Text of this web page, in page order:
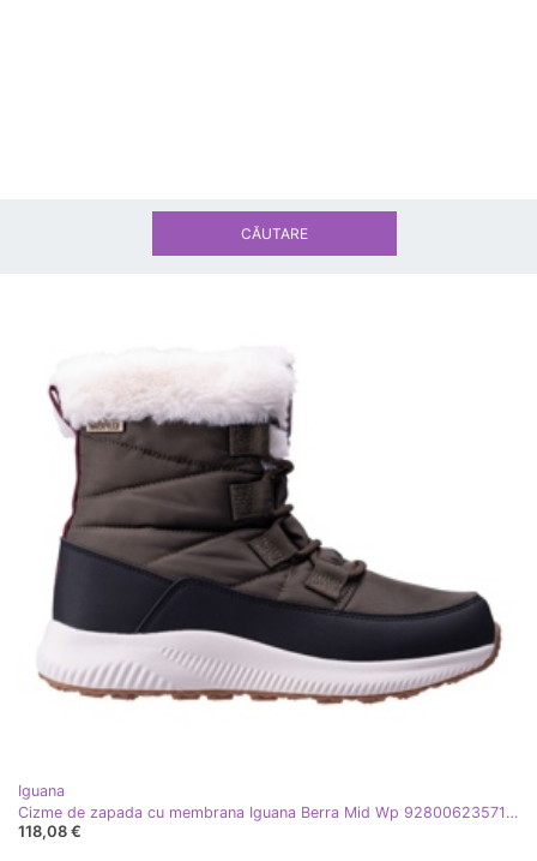
Iguana
Cizme de zapada cu membrana Iguana Berra Mid Wp 92800623571 maro
118,08 €
CĂUTARE